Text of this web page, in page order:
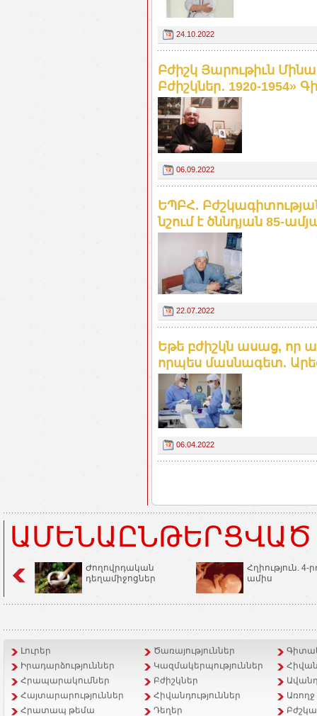
24.10.2022
Բժիշկ Յարութիւն
Բժիշկներ․ 1920-1954»
06.09.2022
ԵՊԲՀ.
նշում է ծննդյան 85-
22.07.2022
Եթե բժիշկն ասաց, որ
որպես մասնագետ.
06.04.2022
Ժողովրդական
դեղամիջոցներ
Հղիություն. 4-
ամիս
Լուրեր Ծառայություններ
Իրադարձություններ
Կազմակերպություններ
Հրապարակումներ
Բժիշկներ
Հայտարարություններ
Հիվանդություններ
Հրատապ թեմա
Դեղեր